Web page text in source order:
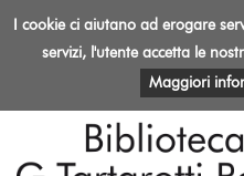
Biblioteca
Rovereto
EVENTI E ATTIVITÀ
I cookie ci aiutano ad erogare
servizi, l'utente accetta le
Maggiori